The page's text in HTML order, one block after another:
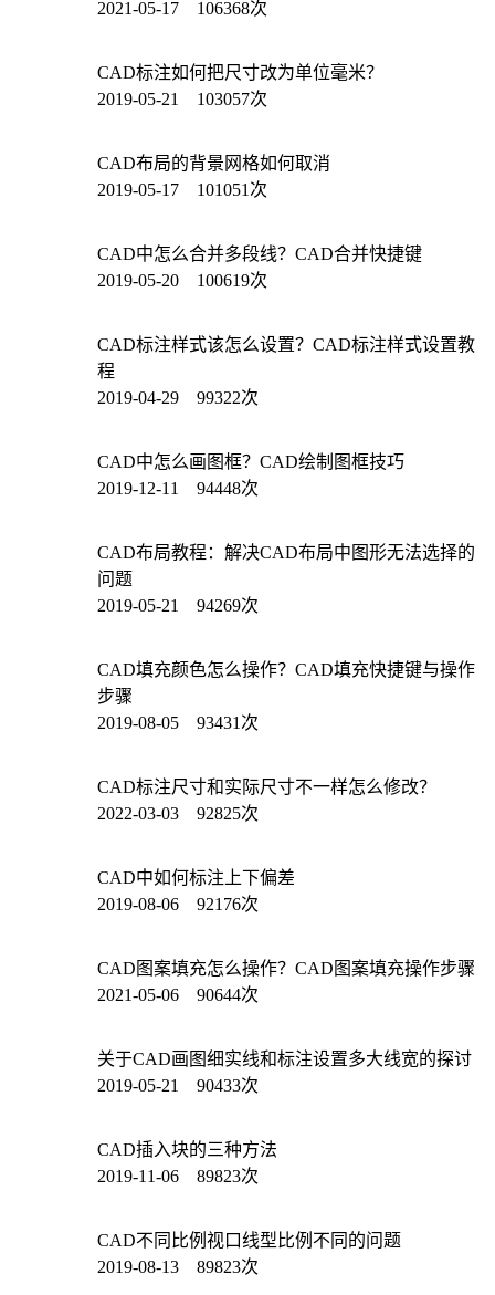
2021-05-17 106368次
CAD标注如何把尺寸改为单位毫米？
2019-05-21 103057次
CAD布局的背景网格如何取消
2019-05-17 101051次
CAD中怎么合并多段线？CAD合并快捷键
2019-05-20 100619次
CAD标注样式该怎么设置？CAD标注样式设置教
程
2019-04-29 99322次
CAD中怎么画图框？CAD绘制图框技巧
2019-12-11 94448次
CAD布局教程：解决CAD布局中图形无法选择的
问题
2019-05-21 94269次
CAD填充颜色怎么操作？CAD填充快捷键与操作
步骤
2019-08-05 93431次
CAD标注尺寸和实际尺寸不一样怎么修改？
2022-03-03 92825次
CAD中如何标注上下偏差
2019-08-06 92176次
CAD图案填充怎么操作？CAD图案填充操作步骤
2021-05-06 90644次
关于CAD画图细实线和标注设置多大线宽的探讨
2019-05-21 90433次
CAD插入块的三种方法
2019-11-06 89823次
CAD不同比例视口线型比例不同的问题
2019-08-13 89823次